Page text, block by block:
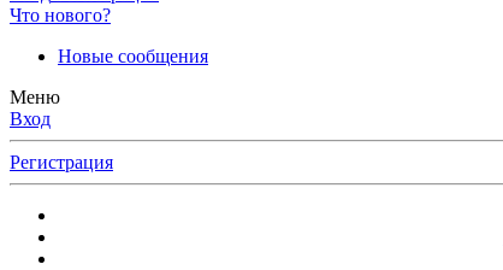
Что нового?
Новые сообщения
Меню
Вход
Регистрация